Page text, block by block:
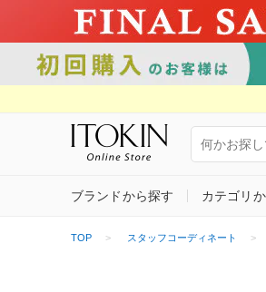
ブランドから探す カテゴリ
TOP スタッフコーディネート